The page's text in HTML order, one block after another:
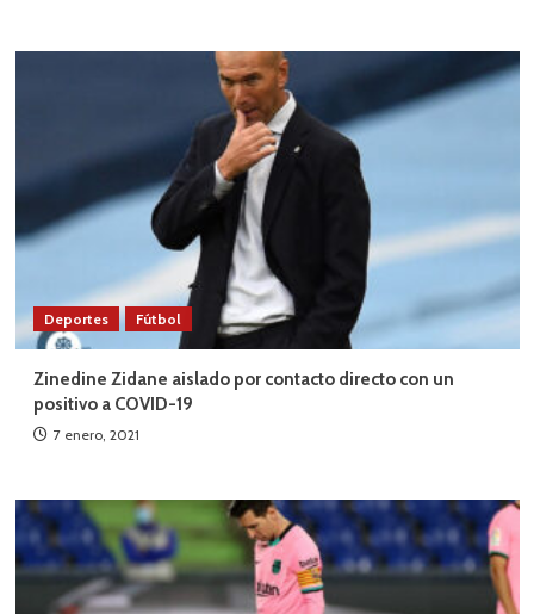
Deportes Fútbol
Zinedine Zidane aislado por contacto directo con un
positivo a COVID-19
7 enero, 2021